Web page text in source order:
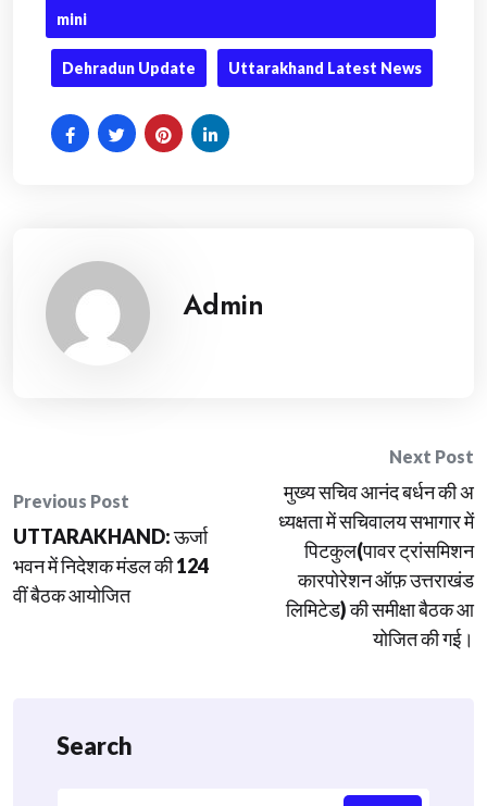
mini
Dehradun Update Uttarakhand Latest News
Admin
navigation
Previous Post
UTTARAKHAND: ऊर्जा
भवन में निदेशक मंडल की 124
वीं बैठक आयोजित
Next Post
मुख्य सचिव आनंद बर्धन की अ
ध्यक्षता में सचिवालय सभागार में
पिटकुल(पावर ट्रांसमिशन
कारपोरेशन ऑफ़ उत्तराखंड
लिमिटेड) की समीक्षा बैठक आ
योजित की गई।
Search